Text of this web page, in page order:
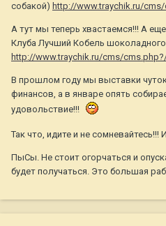
собакой) http://www.traychik.ru/
А тут мы теперь хвастаемся!!! А
Клуба Лучший Кобель
http://www.traychik.ru/cms/
В прошлом году мы выставки
финансов, а в январе опять
удовольствие!!!
Так что, идите и не
ПыСы. Не стоит огорчаться и
будет получаться. Это большая